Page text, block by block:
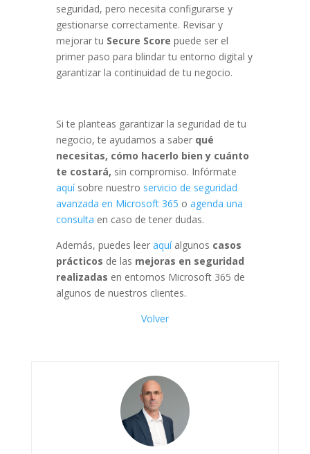
seguridad, pero necesita configurarse y
gestionarse correctamente. Revisar y
mejorar tu Secure Score puede ser el
primer paso para blindar tu entorno digital y
garantizar la continuidad de tu negocio.
Si te planteas garantizar la seguridad de tu
negocio, te ayudamos a saber qué
necesitas, cómo hacerlo bien y cuánto
te costará, sin compromiso. Infórmate
aquísobre nuestro servicio de seguridad
avanzada en Microsoft 365 o agenda una
consulta en caso de tener dudas.
Además, puedes leer aquíalgunos casos
prácticos de las mejoras en seguridad
realizadas en entornos Microsoft 365 de
algunos de nuestros clientes.
Volver